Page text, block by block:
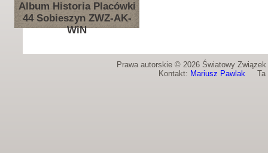
Album Historia Placówki
44 Sobieszyn ZWZ-AK-
WiN
Prawa autorskie © 2026 Światowy
Kontakt: Mariusz PawlakTa